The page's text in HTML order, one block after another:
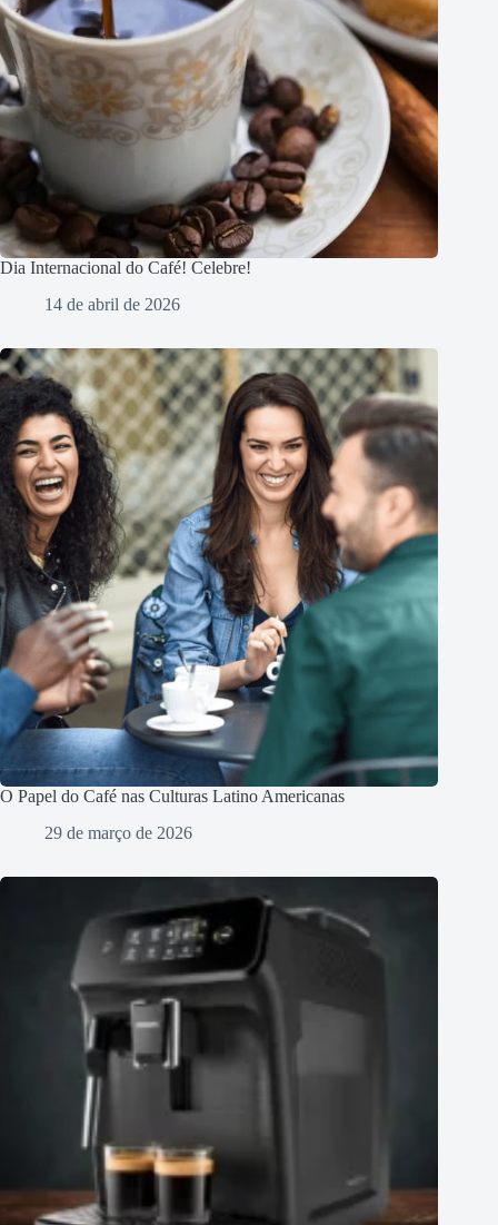
Dia Internacional do Café! Celebre!
14 de abril de 2026
O Papel do Café nas Culturas Latino Americanas
29 de março de 2026